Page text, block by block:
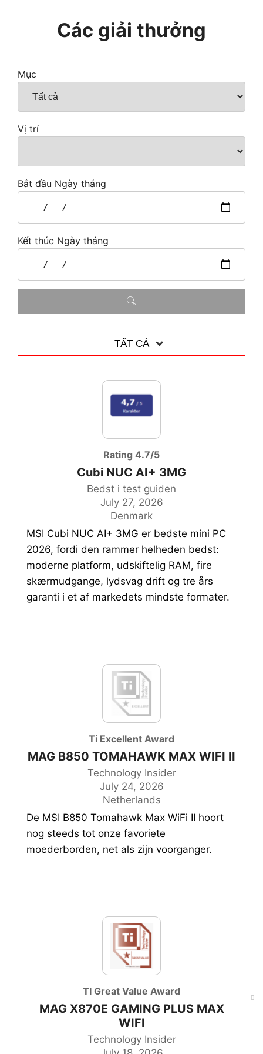
Các giải thưởng
Mục
Vị trí
Bắt đầu Ngày tháng
Kết thúc Ngày tháng
TẤT CẢ
MOTHERBOARD
ALL-IN-ONE-PC
ACCESSORIES
MONITOR
GAMING GEAR
PC CASE
Rating 4.7/5
Cubi NUC AI+ 3MG
Bedst i test guiden
July 27, 2026
Denmark
MSI Cubi NUC AI+ 3MG er bedste mini PC
2026, fordi den rammer helheden bedst:
moderne platform, udskiftelig RAM, fire
skærmudgange, lydsvag drift og tre års
garanti i et af markedets mindste formater.
Ti Excellent Award
MAG B850 TOMAHAWK MAX WIFI II
Technology Insider
July 24, 2026
Netherlands
De MSI B850 Tomahawk Max WiFi II hoort
nog steeds tot onze favoriete
moederborden, net als zijn voorganger.
TI Great Value Award
MAG X870E GAMING PLUS MAX
WIFI
Technology Insider